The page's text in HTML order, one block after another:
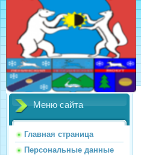
Меню сайта
Главная страница
Персональные данные